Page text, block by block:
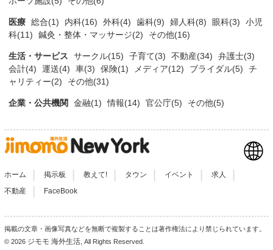
医療 総合(1) 内科(16) 外科(4) 歯科(9) 婦人科(8) 眼科(3)
小児
科(11)
鍼灸・整体・マッサージ(2) その他(16)
生活・サービス サークル(15) 子育て(3) 不動産(34)
弁護士(3)
会計(4)
運送(4) 車(3) 保険(1) メディア(12) ブライダル(5)
チ
ャリティー(2)
その他(31)
企業・公共機関 金融(1) 情報(14) 官公庁(5) その他(5)
ホーム 掲示板 教えて! タウン イベント 求人
不動産 FaceBook
掲載の文章・画像写真などを無断で複製することは著作権法により禁じられています。
© 2026 ジモモ 海外生活 , All Rights Reserved.